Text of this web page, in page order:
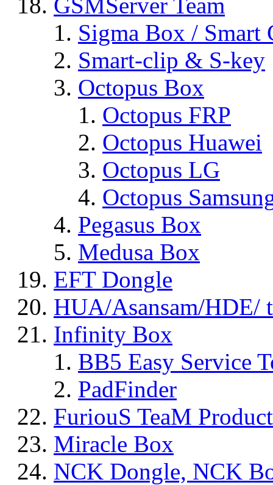
Sigma Box / Smart
Smart-clip & S-key
Octopus Box
Octopus FRP
Octopus Huawei
Octopus LG
Octopus
Pegasus Box
Medusa Box
EFT Dongle
HUA/Asansam/HDE/
Infinity Box
BB5 Easy Service
PadFinder
FuriouS TeaM
Miracle Box
NCK Dongle, NCK